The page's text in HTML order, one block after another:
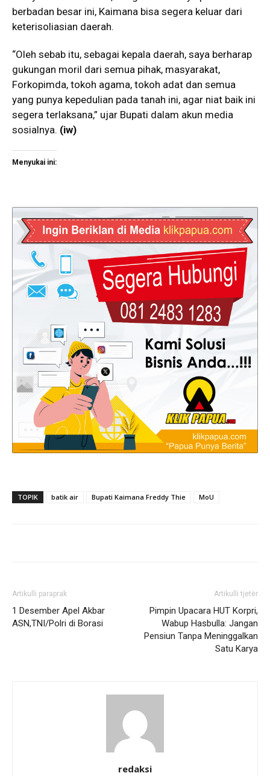
berbadan besar ini, Kaimana bisa segera keluar dari
keterisoliasian daerah.
“Oleh sebab itu, sebagai kepala daerah, saya berharap
gukungan moril dari semua pihak, masyarakat,
Forkopimda, tokoh agama, tokoh adat dan semua
yang punya kepedulian pada tanah ini, agar niat baik ini
segera terlaksana,” ujar Bupati dalam akun media
sosialnya. (iw)
Menyukai ini:
TOPIK batik air Bupati Kaimana Freddy Thie MoU
Artikulli paraprak
1 Desember Apel Akbar
ASN,TNI/Polri di Borasi
Artikulli tjetër
Pimpin Upacara HUT Korpri,
Wabup Hasbulla: Jangan
Pensiun Tanpa Meninggalkan
Satu Karya
redaksi